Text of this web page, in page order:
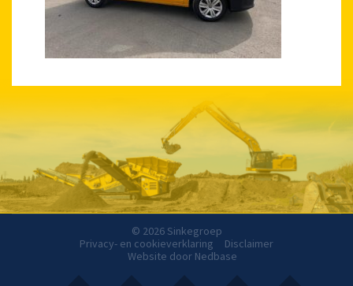
© 2026 Sinkegroep
Privacy- en cookieverklaring
Disclaimer
Website door Nedbase